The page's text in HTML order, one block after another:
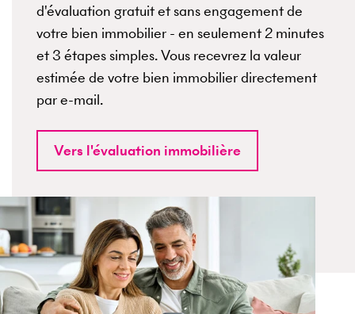
d'évaluation gratuit et sans engagement de
votre bien immobilier - en seulement 2 minutes
et 3 étapes simples. Vous recevrez la valeur
estimée de votre bien immobilier directement
par e-mail.
Vers l'évaluation immobilière